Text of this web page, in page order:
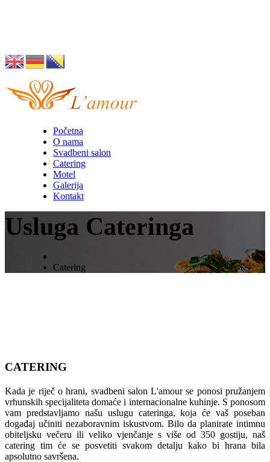
Početna
O nama
Svadbeni salon
Catering
Motel
Galerija
Kontakt
Usluga Cateringa
Catering
CATERING
Kada je riječ o hrani, svadbeni salon L'amour se ponosi pružanjem
vrhunskih specijaliteta domaće i internacionalne kuhinje. S ponosom
vam predstavljamo našu uslugu cateringa, koja će vaš poseban
događaj učiniti nezaboravnim iskustvom. Bilo da planirate intimnu
obiteljsku večeru ili veliko vjenčanje s više od 350 gostiju, naš
catering tim će se posvetiti svakom detalju kako bi hrana bila
apsolutno savršena.